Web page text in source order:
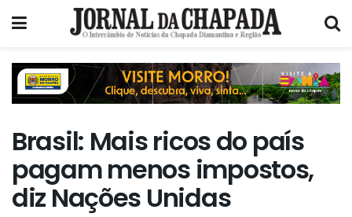
Brasil: Mais ricos do país
pagam menos impostos,
diz Nações Unidas